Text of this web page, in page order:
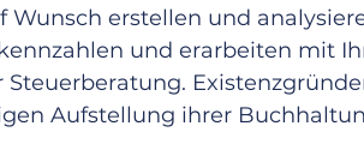
Wunsch erstellen und
und erarbeiten mit
Steuerberatung.
Aufstellung ihrer